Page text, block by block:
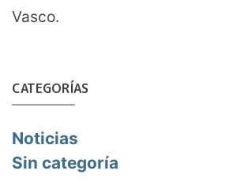
Vasco.
CATEGORÍAS
Noticias
Sin categoría